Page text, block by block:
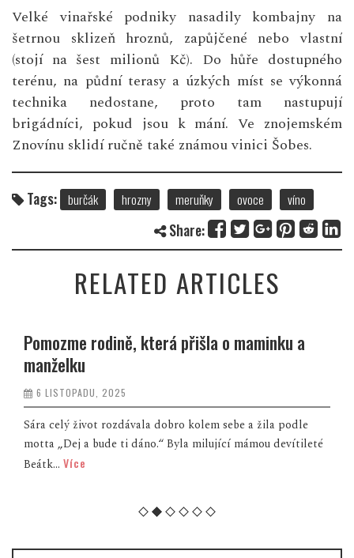
Velké vinařské podniky nasadily kombajny na
šetrnou sklizeň hroznů, zapůjčené nebo vlastní
(stojí na šest milionů Kč). Do hůře dostupného
terénu, na půdní terasy a úzkých míst se výkonná
technika nedostane, proto tam nastupují
brigádníci, pokud jsou k mání. Ve znojemském
Znovínu sklidí ručně také známou vinici Šobes.
Tags: burčák hrozny meruňky ovoce víno
Share:
RELATED ARTICLES
Pomozme rodině, která přišla o maminku a
manželku
6 LISTOPADU, 2025
Sára celý život rozdávala dobro kolem sebe a žila podle
motta „Dej a bude ti dáno.“ Byla milující mámou devítileté
Beátk... Více